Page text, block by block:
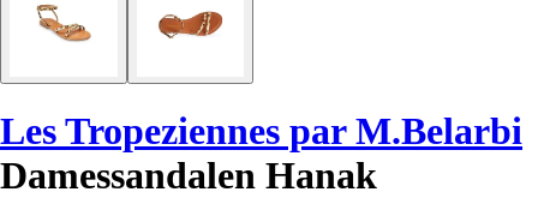
Les Tropeziennes par M.Belarbi
Damessandalen Hanak